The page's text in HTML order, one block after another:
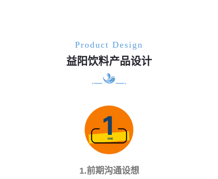
Product Design
益阳饮料产品设计
1.前期沟通设想